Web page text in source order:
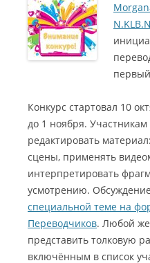
N.KLB.N
первый
Конкурс стартовал 10
до 1 ноября. Участникам
редактировать
сцены, применять
интерпретировать
усмотрению.
специальной теме на
Переводчиков. Любой
представить толковую
включённым в список